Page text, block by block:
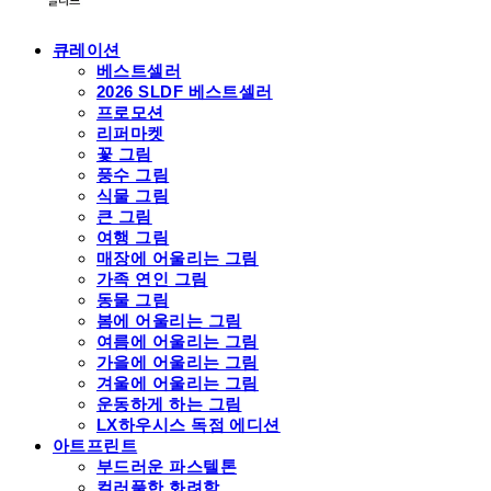
큐레이션
베스트셀러
2026 SLDF 베스트셀러
프로모션
리퍼마켓
꽃 그림
풍수 그림
식물 그림
큰 그림
여행 그림
매장에 어울리는 그림
가족 연인 그림
동물 그림
봄에 어울리는 그림
여름에 어울리는 그림
가을에 어울리는 그림
겨울에 어울리는 그림
운동하게 하는 그림
LX하우시스 독점 에디션
아트프린트
부드러운 파스텔톤
컬러풀한 화려함